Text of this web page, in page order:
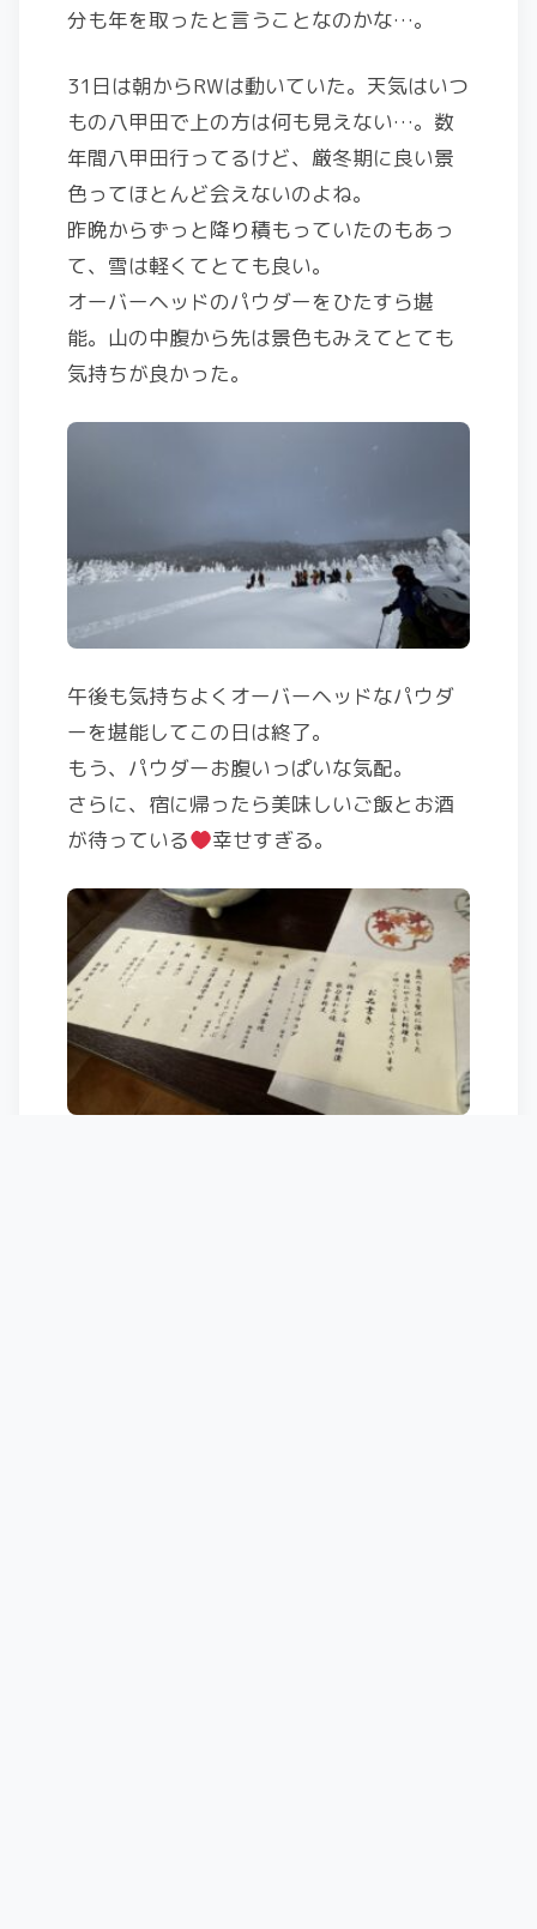
分も年を取ったと言うことなのかな…。
31日は朝からRWは動いていた。天気はいつ
もの八甲田で上の方は何も見えない…。数
年間八甲田行ってるけど、厳冬期に良い景
色ってほとんど会えないのよね。
昨晩からずっと降り積もっていたのもあっ
て、雪は軽くてとても良い。
オーバーヘッドのパウダーをひたすら堪
能。山の中腹から先は景色もみえてとても
気持ちが良かった。
午後も気持ちよくオーバーヘッドなパウダ
ーを堪能してこの日は終了。
もう、パウダーお腹いっぱいな気配。
さらに、宿に帰ったら美味しいご飯とお酒
が待っている
幸せすぎる。